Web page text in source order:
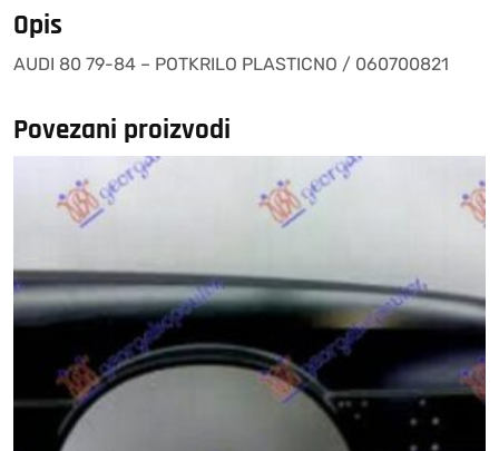
060700821
količina
Opis
AUDI 80 79-84 – POTKRILO PLASTICNO / 060700821
Povezani proizvodi